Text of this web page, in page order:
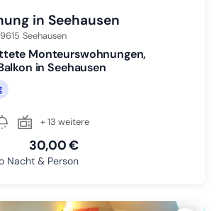
in Seehausen
Seehausen
Monteurswohnungen,
in Seehausen
+ 13 weitere
30,00 €
Nacht & Person